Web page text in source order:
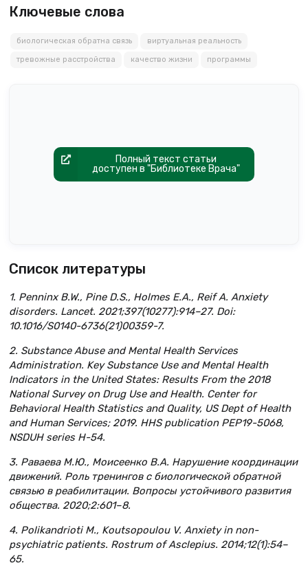
Ключевые слова
биологическая обратна связь виртуальная реальность
тревожные расстройства качество жизни программы
Полный текст статьи
доступен в "Библиотеке Врача"
Список литературы
1. Penninx B.W., Pine D.S., Holmes E.A., Reif A. Anxiety
disorders. Lancet. 2021;397(10277):914–27. Doi:
10.1016/S0140-6736(21)00359-7.
2. Substance Abuse and Mental Health Services
Administration. Key Substance Use and Mental Health
Indicators in the United States: Results From the 2018
National Survey on Drug Use and Health. Center for
Behavioral Health Statistics and Quality, US Dept of Health
and Human Services; 2019. HHS publication PEP19-5068,
NSDUH series H-54.
3. Раваева М.Ю., Моисеенко В.А. Нарушение координации
движений. Роль тренингов с биологической обратной
связью в реабилитации. Вопросы устойчивого развития
общества. 2020;2:601–8.
4. Polikandrioti M., Koutsopoulou V. Anxiety in non-
psychiatric patients. Rostrum of Asclepius. 2014;12(1):54–
65.